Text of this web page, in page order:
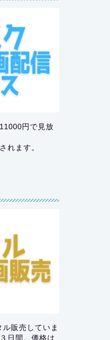
円で見放
れます。
販売していま
日間。価格は